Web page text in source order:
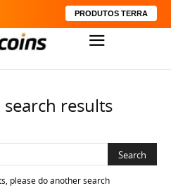
PRODUTOS TERRA
search results
please do another search